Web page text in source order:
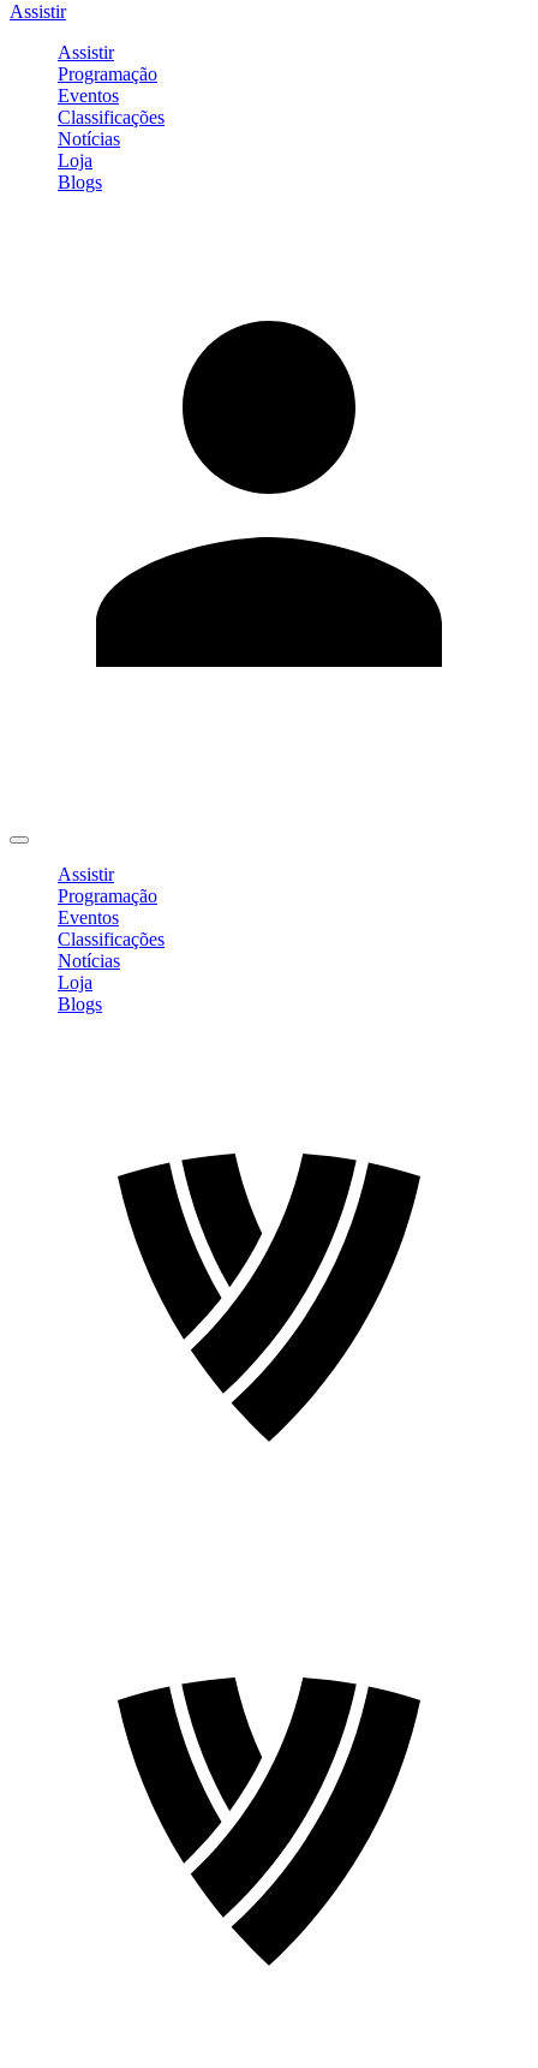
Assistir
Assistir
Programação
Eventos
Classificações
Notícias
Loja
Blogs
Assistir
Programação
Eventos
Classificações
Notícias
Loja
Blogs